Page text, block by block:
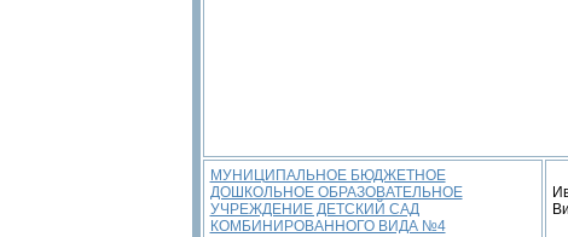
МУНИЦИПАЛЬНОЕ БЮДЖЕТНОЕ
ДОШКОЛЬНОЕ ОБРАЗОВАТЕЛЬНОЕ
УЧРЕЖДЕНИЕ ДЕТСКИЙ САД
КОМБИНИРОВАННОГО ВИДА №4